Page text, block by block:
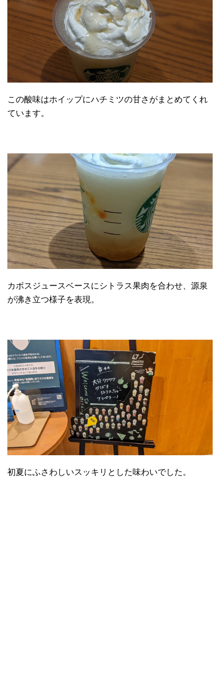
この酸味はホイップにハチミツの甘さがまとめてくれ
ています。
カボスジュースベースにシトラス果肉を合わせ、源泉
が沸き立つ様子を表現。
初夏にふさわしいスッキリとした味わいでした。